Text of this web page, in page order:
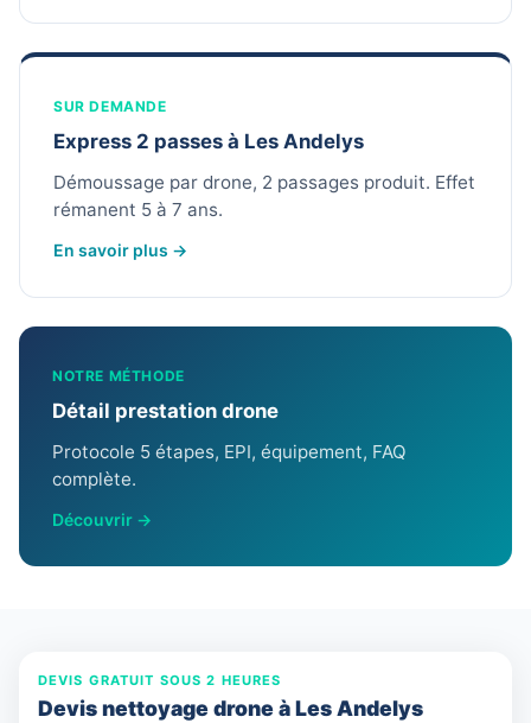
SUR DEMANDE
Express 2 passes à Les Andelys
Démoussage par drone, 2 passages produit. Effet
rémanent 5 à 7 ans.
En savoir plus →
NOTRE MÉTHODE
Détail prestation drone
Protocole 5 étapes, EPI, équipement, FAQ
complète.
Découvrir →
DEVIS GRATUIT SOUS 2 HEURES
Devis nettoyage drone à Les Andelys